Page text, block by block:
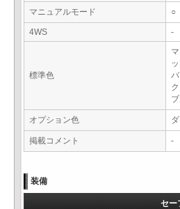
マニュアルモード
○
4WS -
標準色
オプション色
掲載コメント -
装備
セー